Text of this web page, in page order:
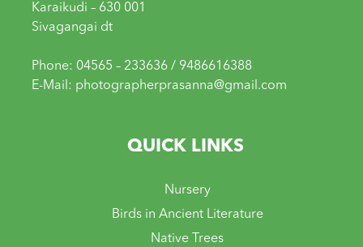
Karaikudi – 630 001
Sivagangai dt
Phone: 04565 – 233636 / 9486616388
E-Mail: photographerprasanna@gmail.com
QUICK LINKS
Nursery
Birds in Ancient Literature
Native Trees